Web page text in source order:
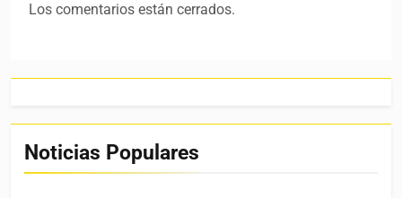
Los comentarios están cerrados.
Noticias Populares